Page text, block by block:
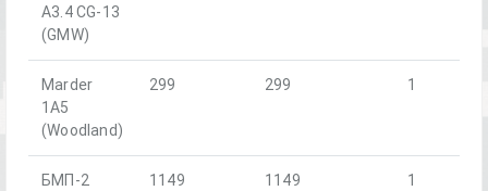
A3.4 CG-13
(GMW)
Marder
1A5
(Woodland)
299 299 1
БМП-2
1149 1149 1